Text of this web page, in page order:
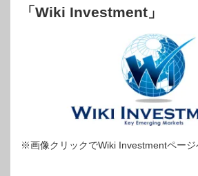
「Wiki Investment」
※画像クリックでWiki Investmentページ